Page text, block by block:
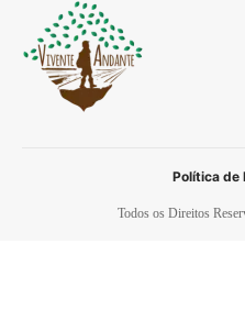
Todos os Direitos
Política de